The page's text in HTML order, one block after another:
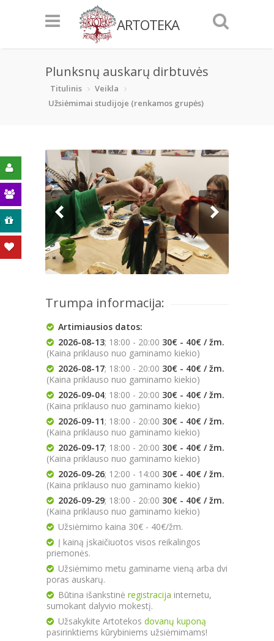
ARTOTEKA
Plunksnų auskarų dirbtuvės
Titulinis
Veikla
Užsiėmimai studijoje (renkamos grupės)
Trumpa informacija:
Artimiausios datos:
2026-08-13; 18:00 - 20:00 30€ - 40€ / žm.
(Kaina priklauso nuo gaminamo kiekio)
2026-08-17; 18:00 - 20:00 30€ - 40€ / žm.
(Kaina priklauso nuo gaminamo kiekio)
2026-09-04; 18:00 - 20:00 30€ - 40€ / žm.
(Kaina priklauso nuo gaminamo kiekio)
2026-09-11; 18:00 - 20:00 30€ - 40€ / žm.
(Kaina priklauso nuo gaminamo kiekio)
2026-09-17; 18:00 - 20:00 30€ - 40€ / žm.
(Kaina priklauso nuo gaminamo kiekio)
2026-09-26; 12:00 - 14:00 30€ - 40€ / žm.
(Kaina priklauso nuo gaminamo kiekio)
2026-09-29; 18:00 - 20:00 30€ - 40€ / žm.
(Kaina priklauso nuo gaminamo kiekio)
Užsiėmimo kaina 30€ - 40€/žm.
Į kainą įskaičiuotos visos reikalingos
priemonės.
Užsiėmimo metu gaminame vieną arba dvi
poras auskarų.
Būtina išankstinė registracija internetu,
sumokant dalyvio mokestį.
Užsakykite Artotekos dovanų kuponą
pasirinktiems kūrybiniems užsiėmimams!